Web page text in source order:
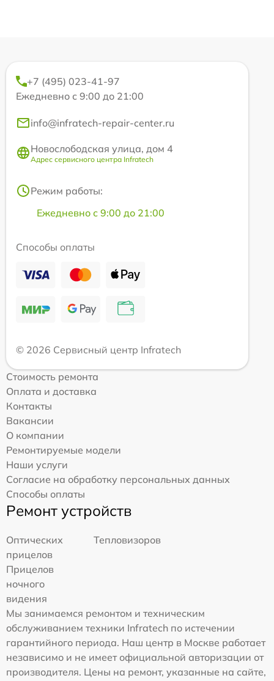
+7 (495) 023-41-97
Ежедневно с 9:00 до 21:00
info@infratech-repair-center.ru
Новослободская улица, дом 4
Адрес сервисного центра Infratech
Режим работы:
Ежедневно с 9:00 до 21:00
Способы оплаты
© 2026 Сервисный центр Infratech
Стоимость ремонта
Оплата и доставка
Контакты
Вакансии
О компании
Ремонтируемые модели
Наши услуги
Согласие на обработку персональных данных
Способы оплаты
Ремонт устройств
Оптических
прицелов
Тепловизоров
Прицелов
ночного
видения
Мы занимаемся ремонтом и техническим
обслуживанием техники Infratech по истечении
гарантийного периода. Наш центр в Москве работает
независимо и не имеет официальной авторизации от
производителя. Цены на ремонт, указанные на сайте,